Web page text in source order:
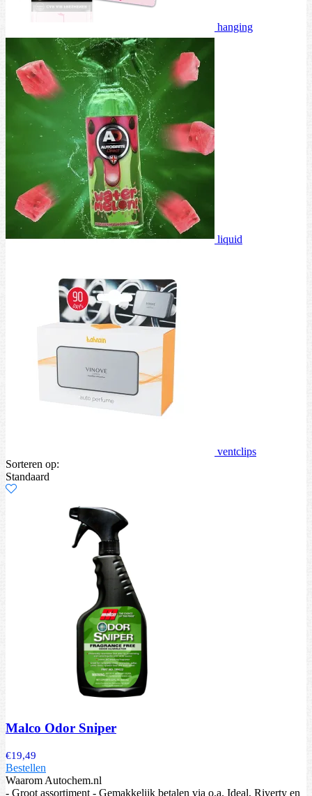
hanging
liquid
ventclips
Sorteren op:
Standaard
Malco Odor Sniper
€19,49
Bestellen
Waarom Autochem.nl
- Groot assortiment - Gemakkelijk betalen via o.a. Ideal, Riverty en